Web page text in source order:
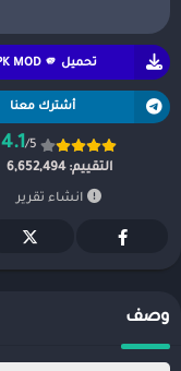
تحميل APK MOD 🫵
أشترك معنا
4.1/5
التقييم:6,652,494
انشاء تقرير
وصف